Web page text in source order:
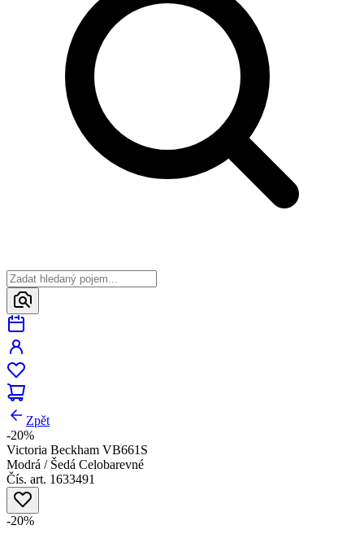
Zpět
-20%
Victoria Beckham VB661S
Modrá / Šedá Celobarevné
Čís. art. 1633491
-20%